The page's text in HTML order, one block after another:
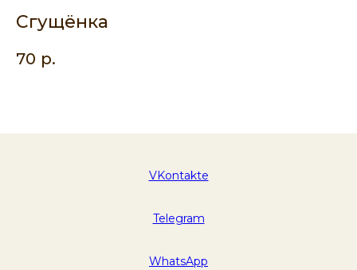
Сгущёнка
70 р.
VKontakte
Telegram
WhatsApp